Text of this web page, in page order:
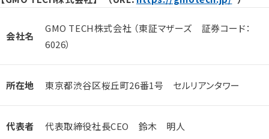
会社名
GMO TECH株式会社 （東証マザーズ 証券コード：
6026）
所在地 東京都渋谷区桜丘町26番1号 セルリアンタワー
代表者 代表取締役社長CEO 鈴木 明人